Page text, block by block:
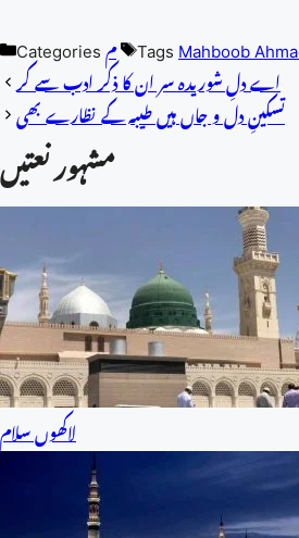
Categories م Tags
اے دلِ شوریدہ سر ان کا ذکر ادب سے کر
تسکینِ دل و جاں ہیں طیبہ کے نظارے بھی
مشہور نعتیں
لاکھوں سلام